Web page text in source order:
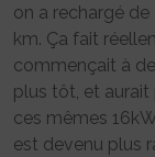
on a rechargé de
km. Ça fait
commençait à
plus tôt, et aurait
ces mêmes
est devenu plus